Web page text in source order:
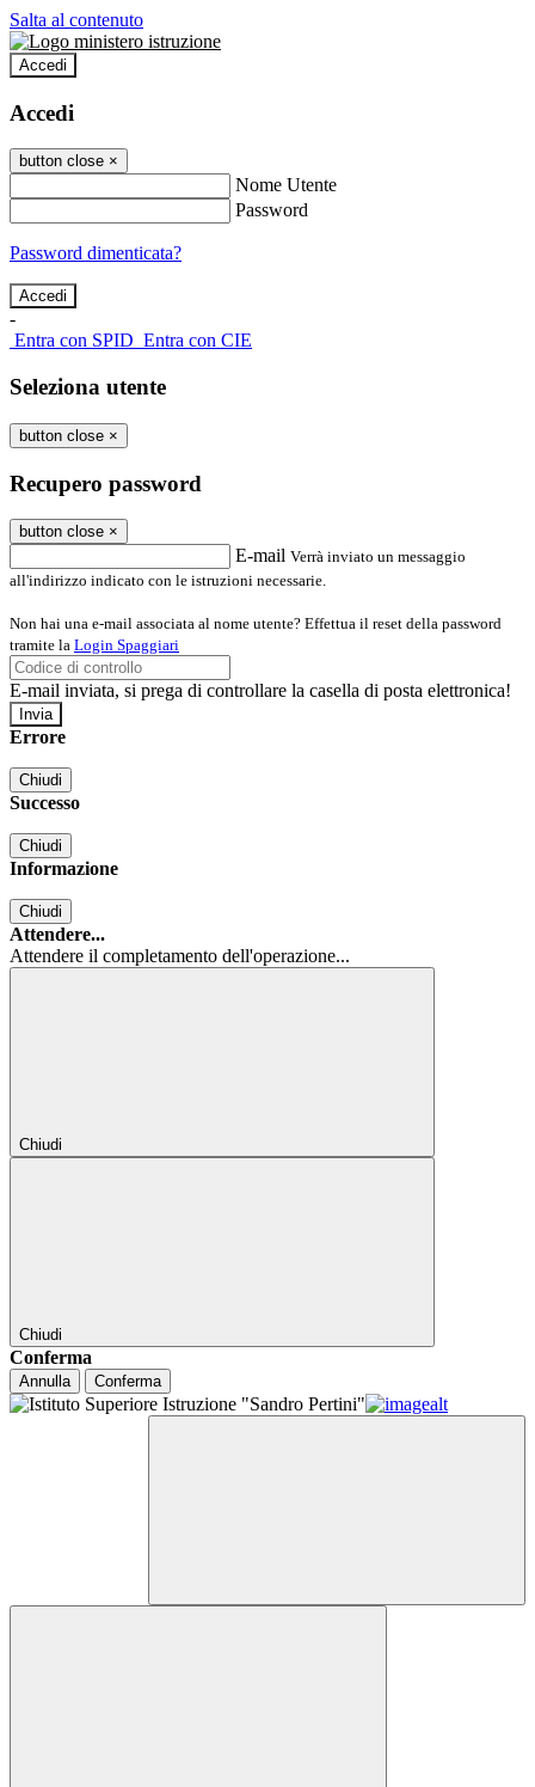
Salta al contenuto
Accedi
Accedi
button close ×
Nome Utente
Password
Password dimenticata?
-
Entra con SPID Entra con CIE
Seleziona utente
button close ×
Recupero password
button close ×
E-mail Verrà inviato un messaggio
all'indirizzo indicato con le istruzioni necessarie.
Non hai una e-mail associata al nome utente? Effettua il reset della password
tramite la Login Spaggiari
E-mail inviata, si prega di controllare la casella di posta elettronica!
Errore
Chiudi
Successo
Chiudi
Informazione
Chiudi
Attendere...
Attendere il completamento dell'operazione...
Chiudi
Chiudi
Conferma
Annulla Conferma